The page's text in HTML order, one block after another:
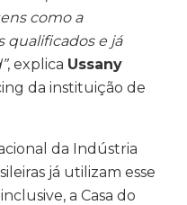
como a
qualificados e já
, explica Ussany
da instituição de
da Indústria
já utilizam esse
a Casa do